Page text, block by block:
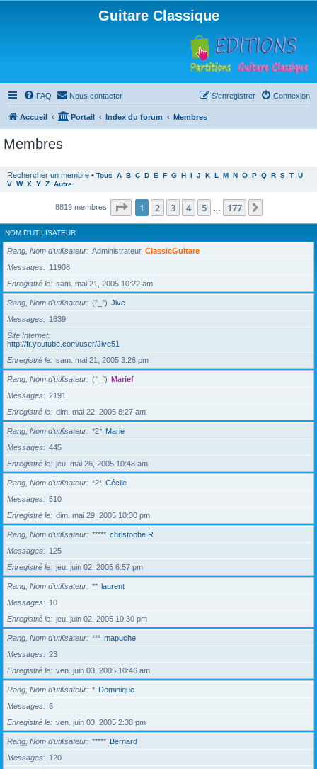
Guitare Classique
FAQ Nous contacter Connexion
S’enregistrer
Accueil Portail Index du forum Membres
Membres
Rechercher un membre • Tous A B C D E F G H I J K L M N O P Q R S T U
V W X Y Z Autre
8819 membres Page 1sur177
1 2 3 4 5 177
NOM D’UTILISATEUR
Rang, Nom d’utilisateur Administrateur ClassicGuitare
Messages
11908
Enregistré le
sam. mai 21, 2005 10:22 am
Rang, Nom d’utilisateur (°_°) Jive
Messages
1639
Site Internet
http://fr.youtube.com/user/Jive51
Enregistré le
sam. mai 21, 2005 3:26 pm
Rang, Nom d’utilisateur (°_°) Marief
Messages
2191
Enregistré le
dim. mai 22, 2005 8:27 am
Rang, Nom d’utilisateur *2* Marie
Messages
445
Enregistré le
jeu. mai 26, 2005 10:48 am
Rang, Nom d’utilisateur *2* Cécile
Messages
510
Enregistré le
dim. mai 29, 2005 10:30 pm
Rang, Nom d’utilisateur ***** christophe R
Messages
125
Enregistré le
jeu. juin 02, 2005 6:57 pm
Rang, Nom d’utilisateur ** laurent
Messages
10
Enregistré le
jeu. juin 02, 2005 10:30 pm
Rang, Nom d’utilisateur *** mapuche
Messages
23
Enregistré le
ven. juin 03, 2005 10:46 am
Rang, Nom d’utilisateur * Dominique
Messages
6
Enregistré le
ven. juin 03, 2005 2:38 pm
Rang, Nom d’utilisateur ***** Bernard
Messages
120